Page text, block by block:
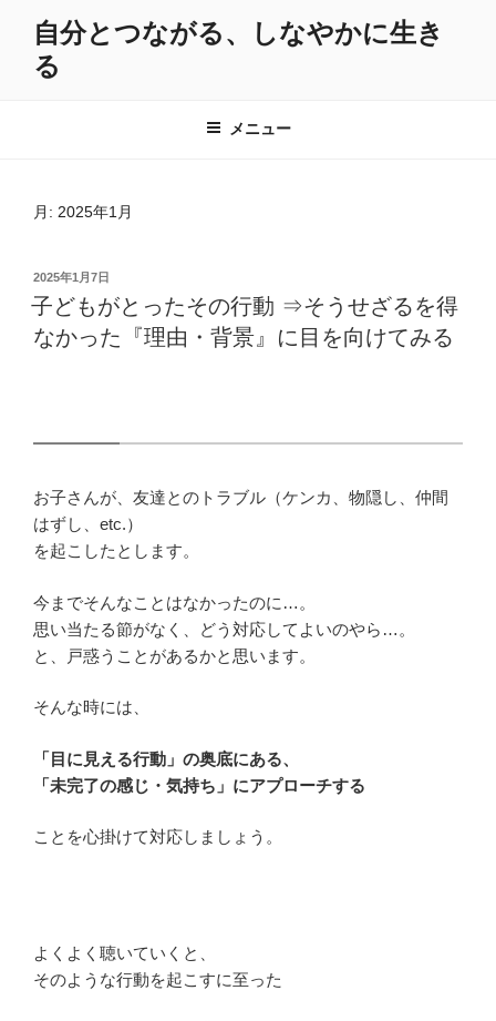
自分とつながる、しなやかに生き
る
メニュー
月: 2025年1月
投
稿
日:
2025年1月7日
子どもがとったその行動 ⇒そうせざるを得
なかった『理由・背景』に目を向けてみる
お子さんが、友達とのトラブル（ケンカ、物隠し、仲間
はずし、etc.）
を起こしたとします。
今までそんなことはなかったのに…。
思い当たる節がなく、どう対応してよいのやら…。
と、戸惑うことがあるかと思います。
そんな時には、
「目に見える行動」の奥底にある、
「未完了の感じ・気持ち」にアプローチする
ことを心掛けて対応しましょう。
よくよく聴いていくと、
そのような行動を起こすに至った